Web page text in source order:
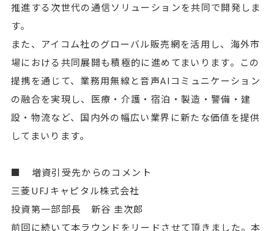
推進する次世代の通信ソリューションを共同で開発しま
す。
また、アイコム社のグローバル販売網を活用し、海外市
場における共同展開も積極的に進めてまいります。この
提携を通じて、業務用無線と音声AIコミュニケーション
の融合を実現し、医療・介護・宿泊・製造・警備・建
設・物流など、国内外の幅広い業界に新たな価値を提供
してまいります。
■ 増資引受先からのコメント
三菱UFJキャピタル株式会社
投資第一部部長 新谷 圭次郎
前回に続いて本ラウンドをリードさせて頂きました。本